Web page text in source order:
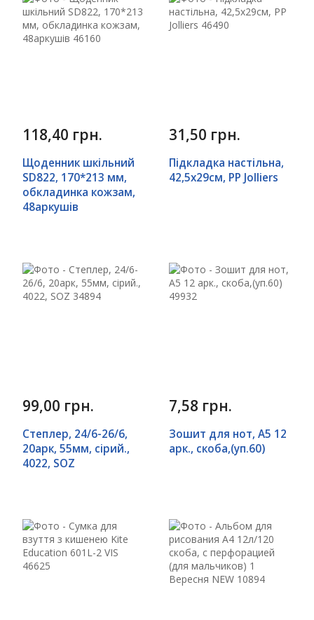
118,40 грн.
Щоденник шкільний
SD822, 170*213 мм,
обкладинка кожзам,
48аркушів
31,50 грн.
Підкладка настільна,
42,5x29см, PP Jolliers
99,00 грн.
Степлер, 24/6-26/6,
20арк, 55мм, сірий.,
4022, SOZ
7,58 грн.
Зошит для нот, А5 12
арк., скоба,(уп.60)